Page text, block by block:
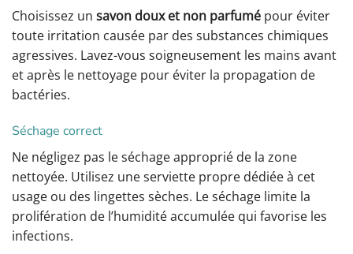
Choisissez un savon doux et non parfumé pour éviter
toute irritation causée par des substances chimiques
agressives. Lavez-vous soigneusement les mains avant
et après le nettoyage pour éviter la propagation de
bactéries.
Séchage correct
Ne négligez pas le séchage approprié de la zone
nettoyée. Utilisez une serviette propre dédiée à cet
usage ou des lingettes sèches. Le séchage limite la
prolifération de l’humidité accumulée qui favorise les
infections.